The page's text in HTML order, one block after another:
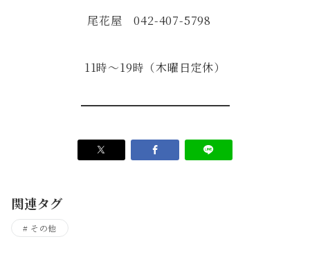
尾花屋 042-407-5798
11時～19時（木曜日定休）
関連タグ
その他